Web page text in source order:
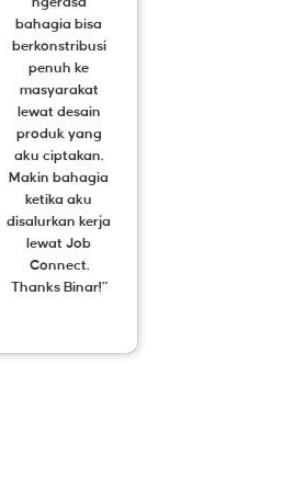
bahagia bisa
berkonstribusi
penuh ke
masyarakat
lewat desain
produk yang
aku ciptakan.
Makin bahagia
ketika aku
disalurkan kerja
lewat Job
Connect.
Thanks Binar!”